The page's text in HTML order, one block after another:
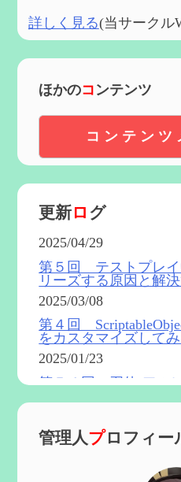
詳しく見る(当サークル
ほかのコ ンテンツ
コンテンツ
更新ロ グ
2025/04/29
第５回 テストプレイ
リーズする原因と解決
2025/03/08
第４回
をカスタマイズしてみ
2025/01/23
第５４回 召使(アル
第６０回 炎神マーヴ
管理人プロフィー